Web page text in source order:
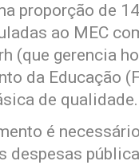
proporção de
ao MEC
(que gerencia
da Educação
de qualidade.
é
despesas